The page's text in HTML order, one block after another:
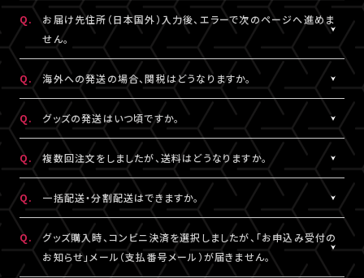
※発送先が日本国外の場合、購入後の住所変更はできません。予
めご了承ください。
A.
公演・グッズにより異なります。グッズ商品詳細ページなどでご確
認ください。
Q.
お届け先住所（日本国外）入力後、エラーで次のページへ進めま
せん。
A.
日本国外の郵便番号をご入力する際、システムの仕様上、正しく郵
便番号を入力しているにも関わらずエラーとなる場合がございま
す。
その場合は、末尾1桁か2桁を削除、もしくは未記入にてお手続きを
お試しください。
Q. 海外への発送の場合、関税はどうなりますか。
A.
関税はお客様ご自身でお支払いください。関税の計算は各国税関
の判断によります。
また、現地税関での商品配達停止に関しては、当サービスは一切
の責任を負いかねます。
DHLにおきましては現地カスタマーサービスにお問い合わせくだ
さい。
http://www.dhl.com/en/contact_center.html
Q. グッズの発送はいつ頃ですか。
A.
公演・グッズにより異なります。「マイページ」内「グッズ購入情報」
にて発送状況の確認ができます。
※グッズの発送後、「グッズ発送完了のお知らせ」メールが配信さ
れます。
通信の関係上、メールが届かない可能性もございますので、必ず、
「マイページ」内「グッズ購入情報」よりご確認ください。
Q. 複数回注文をしましたが、送料はどうなりますか。
A.
注文番号ごとに送料がかかります。
同日・同公演の注文でも、注文番号が異なれば送料は都度発生
し、注文番号の異なる商品をまとめて発送することはできません。
Q. 一括配送・分割配送はできますか。
A.
注文番号ごとの発送となります。
同日・同公演の注文でも、注文番号の異なる商品をまとめて、また
は分割して発送することはできません。
Q.
グッズ購入時、コンビニ決済を選択しましたが、「お申込み受付の
お知らせ」メール（支払番号メール）が届きません。